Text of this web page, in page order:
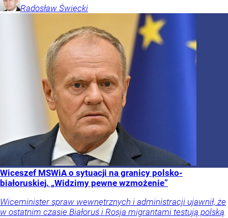
Radosław Święcki
Wiceszef MSWiA o sytuacji na granicy polsko-
białoruskiej. „Widzimy pewne wzmożenie”
Wiceminister spraw wewnętrznych i administracji ujawnił, że
w ostatnim czasie Białoruś i Rosja migrantami testują polską